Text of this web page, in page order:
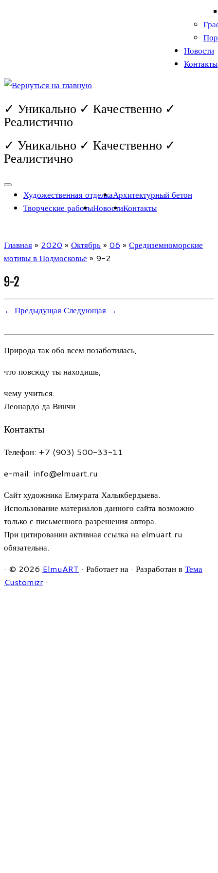
Новости
Контакты
✓ Уникально ✓ Качественно ✓
Реалистично
✓ Уникально ✓ Качественно ✓
Реалистично
Художественная отделкаАрхитектурный бетон
Творческие работыНовостиКонтакты
Главная » 2020 » Октябрь » 06 » Средиземноморские
мотивы в Подмосковье » 9-2
9-2
← Предыдущая Следующая →
Природа так обо всем позаботилась,
что повсюду ты находишь,
чему учиться.
Леонардо да Винчи
Контакты
Телефон: +7 (903) 500-33-11
e-mail: info@elmuart.ru
Сайт художника Елмурата Халыкбердыева.
Использование материалов данного сайта возможно
только с письменного разрешения автора.
При цитировании активная ссылка на elmuart.ru
обязательна.
· © 2026 ElmuART · Работает на · Разработан в Тема
Customizr ·